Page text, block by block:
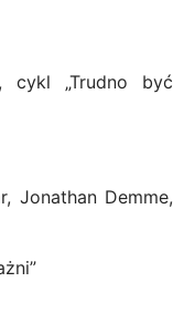
cykl „Trudno być
Jonathan Demme,